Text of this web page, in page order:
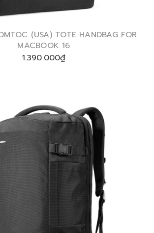
(USA) TOTE HANDBAG FOR
MACBOOK 16
1.390.000₫